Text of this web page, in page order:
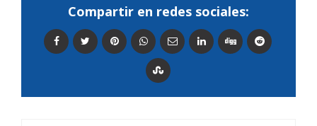
Compartir en redes sociales: